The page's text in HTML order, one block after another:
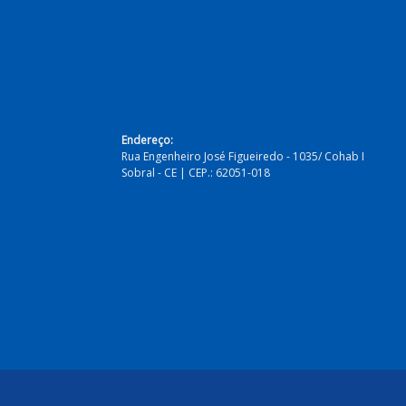
Endereço:
Rua Engenheiro José Figueiredo - 1035/ Cohab I
Sobral - CE | CEP.: 62051-018